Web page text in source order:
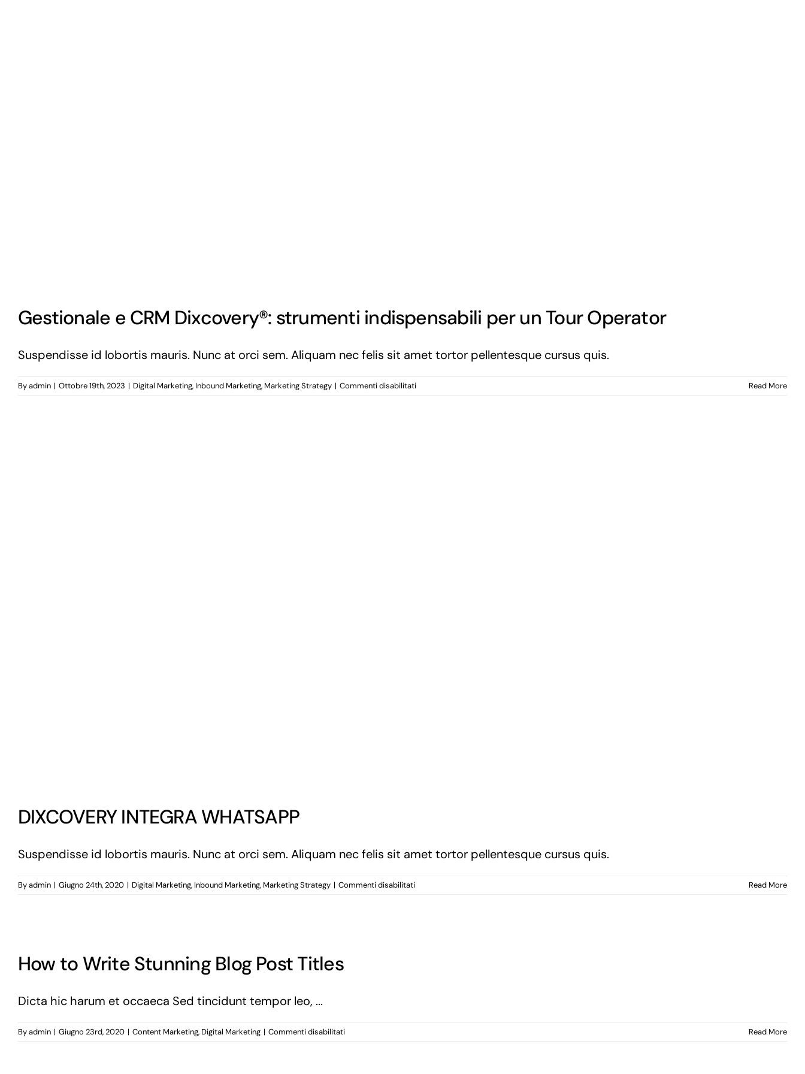
Gestionale e CRM Dixcovery®: strumenti indispensabili per un Tour Operator
Suspendisse id lobortis mauris. Nunc at orci sem. Aliquam nec felis sit amet tortor pellentesque cursus quis.
Byadmin | Ottobre 19th, 2023 | Digital Marketing, Inbound Marketing, Marketing Strategy | Commenti disabilitatisu
Read More
DIXCOVERY INTEGRA WHATSAPP
Suspendisse id lobortis mauris. Nunc at orci sem. Aliquam nec felis sit amet tortor pellentesque cursus quis.
Byadmin | Giugno 24th, 2020 | Digital Marketing, Inbound Marketing, Marketing Strategy | Commenti disabilitatisu
Read More
How to Write Stunning Blog Post Titles
Dicta hic harum et occaeca Sed tincidunt tempor leo, ...
Byadmin | Giugno 23rd, 2020 | Content Marketing, Digital Marketing | Commenti disabilitatisu
Read More